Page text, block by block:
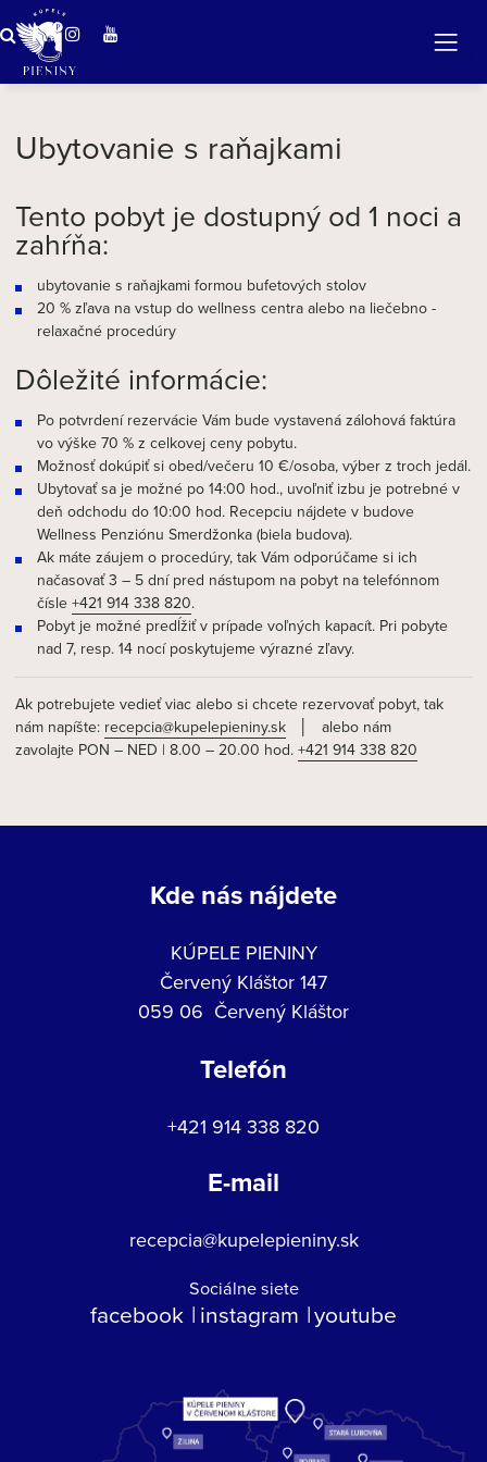
Ubytovanie s raňajkami
Tento pobyt je dostupný od 1 noci a
zahŕňa:
ubytovanie s raňajkami formou bufetových stolov
20 % zľava na vstup do wellness centra alebo na liečebno -
relaxačné procedúry
Dôležité informácie:
Po potvrdení rezervácie Vám bude vystavená zálohová faktúra
vo výške 70 % z celkovej ceny pobytu.
Možnosť dokúpiť si obed/večeru 10 €/osoba, výber z troch jedál.
Ubytovať sa je možné po 14:00 hod., uvoľniť izbu je potrebné v
deň odchodu do 10:00 hod. Recepciu nájdete v budove
Wellness Penziónu Smerdžonka (biela budova).
Ak máte záujem o procedúry, tak Vám odporúčame si ich
načasovať 3 – 5 dní pred nástupom na pobyt na telefónnom
čísle +421 914 338 820.
Pobyt je možné predĺžiť v prípade voľných kapacít. Pri pobyte
nad 7, resp. 14 nocí poskytujeme výrazné zľavy.
Ak potrebujete vedieť viac alebo si chcete rezervovať pobyt, tak
nám napíšte: recepcia@kupelepieniny.sk │ alebo nám
zavolajte PON – NED | 8.00 – 20.00 hod. +421 914 338 820
Kde nás nájdete
KÚPELE PIENINY
Červený Kláštor 147
059 06 Červený Kláštor
Telefón
+421 914 338 820
E-mail
recepcia@kupelepieniny.sk
Sociálne siete
facebook instagram youtube